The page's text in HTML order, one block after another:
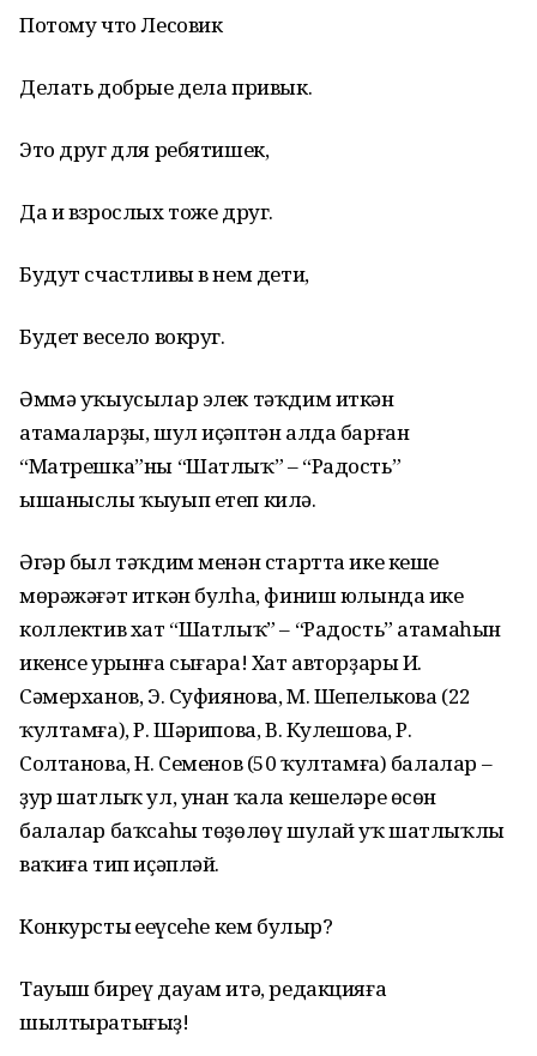
Потому что Лесовик
Делать добрые дела привык.
Это друг для ребятишек,
Да и взрослых тоже друг.
Будут счастливы в нем дети,
Будет весело вокруг.
Әммә уҡыусылар элек тәҡдим иткән
атамаларҙы, шул иҫәптән алда барған
“Матрешка”ны “Шатлыҡ” – “Радость”
ышаныслы ҡыуып етеп килә.
Әгәр был тәҡдим менән стартта ике кеше
мөрәжәғәт иткән булһа, финиш юлында ике
коллектив хат “Шатлыҡ” – “Радость” атамаһын
икенсе урынға сығара! Хат авторҙары И.
Сәмерханов, Э. Суфиянова, М. Шепелькова (22
ҡултамға), Р. Шәрипова, В. Кулешова, Р.
Солтанова, Н. Семенов (50 ҡултамға) балалар –
ҙур шатлыҡ ул, унан ҡала кешеләре өсөн
балалар баҡсаһы төҙөлөү шулай уҡ шатлыҡлы
ваҡиға тип иҫәпләй.
Конкурстың еңеүсеһе кем булыр?
Тауыш биреү дауам итә, редакцияға
шылтыратығыҙ!